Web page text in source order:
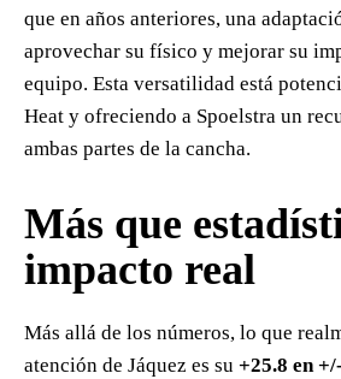
que en años anteriores, una
aprovechar su físico y mejorar su
equipo. Esta versatilidad está
Heat y ofreciendo a Spoelstra un
ambas partes de la cancha.
Más que
impacto real
Más allá de los números, lo que
atención de Jáquez es su +25.8 en +/-